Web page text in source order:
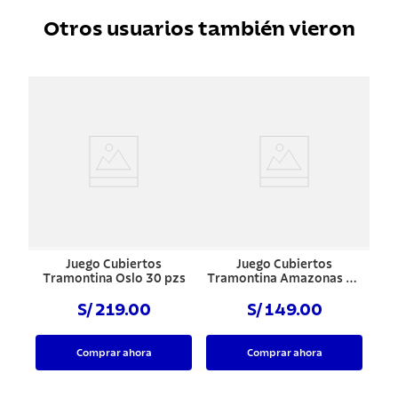
Otros usuarios también vieron
Juego Cubiertos
Tramontina Oslo 30 pzs
S/ 219.00
Comprar ahora
Juego Cubiertos
Tramontina Amazonas 24
S/ 149.00
Comprar ahora